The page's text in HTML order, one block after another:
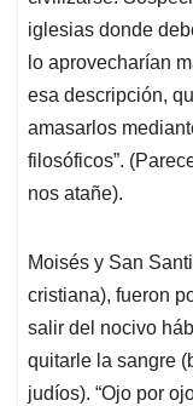
iglesias donde
lo aprovecharían
esa descripción,
amasarlos
filosóficos”.
nos atañe).
Moisés y San
cristiana), fueron
salir del nocivo
quitarle la sangre
judíos). “Ojo por